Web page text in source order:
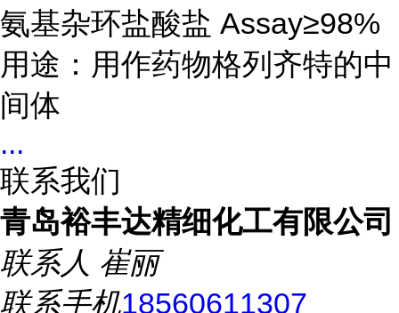
氨基杂环盐酸盐 Assay≥98%
用途：用作药物格列齐特的中
间体
...
联系我们
青岛裕丰达精细化工有限公司
联系人 崔丽
联系手机18560611307